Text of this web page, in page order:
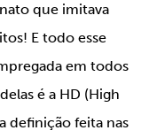
que imitava
E todo esse
em todos
é a HD (High
definição feita nas